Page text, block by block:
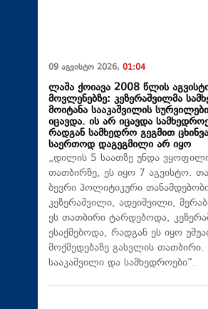
09 აგვისტო 2026, 01:04
ლაშა ქოიავა 2008 წლის
მოვლენებზე: კეზერაშვილმა
მოიტანა სააკაშვილის
იცავდა. ის არ იცავდა
რადგან სამხედრო გეგმით
საერთოდ დაგეგმილი არ იყო
„დილის 5 საათზე უნდა
თათბირზე, ეს იყო 7 აგვისტო.
ბევრი პოლიტიკური
კეზერაშვილი, ადეიშვილი,
ეს თათბირი ტარდებოდა,
ესაქმებოდა, რადგან ეს იყო
მოქმედებაზე გასვლის
სააკაშვილი და სამხედროები“.